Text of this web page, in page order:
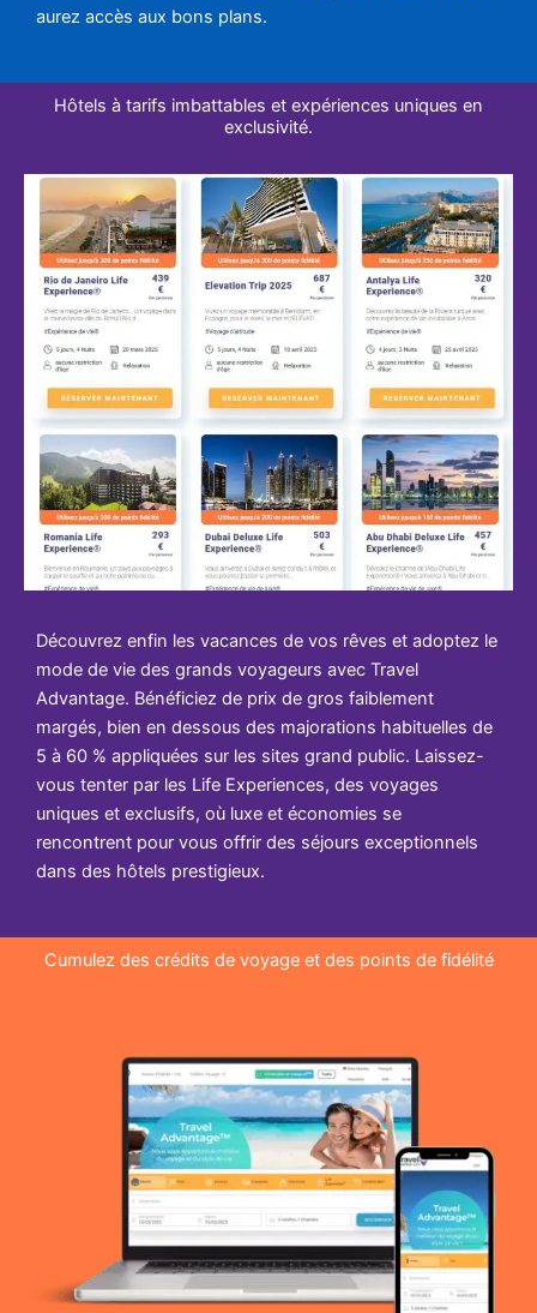
aurez accès aux bons plans.
Hôtels à tarifs imbattables et expériences uniques en
exclusivité.
Découvrez enfin les vacances de vos rêves et adoptez le
mode de vie des grands voyageurs avec Travel
Advantage. Bénéficiez de prix de gros faiblement
margés, bien en dessous des majorations habituelles de
5 à 60 % appliquées sur les sites grand public. Laissez-
vous tenter par les Life Experiences, des voyages
uniques et exclusifs, où luxe et économies se
rencontrent pour vous offrir des séjours exceptionnels
dans des hôtels prestigieux.
Cumulez des crédits de voyage et des points de fidélité